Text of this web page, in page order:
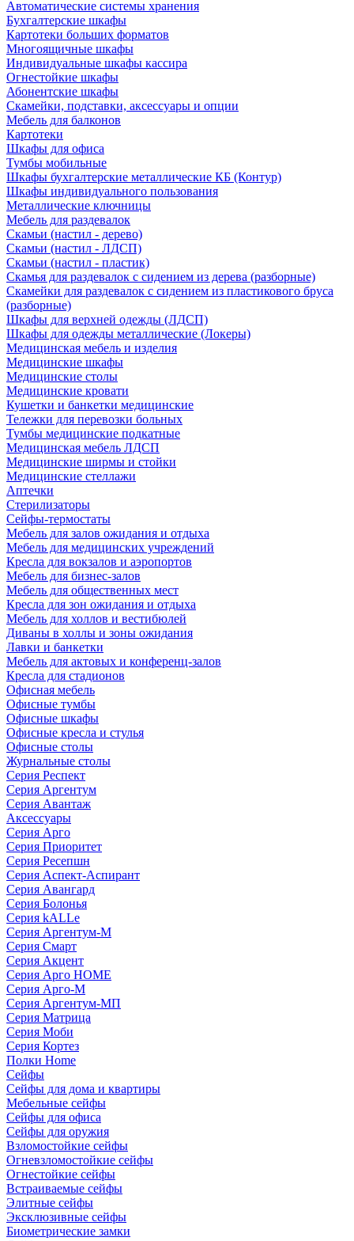
Автоматические системы хранения
Бухгалтерские шкафы
Картотеки больших форматов
Многоящичные шкафы
Индивидуальные шкафы кассира
Огнестойкие шкафы
Абонентские шкафы
Скамейки, подставки, аксессуары и опции
Мебель для балконов
Картотеки
Шкафы для офиса
Тумбы мобильные
Шкафы бухгалтерские металлические КБ (Контур)
Шкафы индивидуального пользования
Металлические ключницы
Мебель для раздевалок
Скамьи (настил - дерево)
Скамьи (настил - ЛДСП)
Скамьи (настил - пластик)
Скамья для раздевалок с сидением из дерева (разборные)
Скамейки для раздевалок с сидением из пластикового бруса
(разборные)
Шкафы для верхней одежды (ЛДСП)
Шкафы для одежды металлические (Локеры)
Медицинская мебель и изделия
Медицинские шкафы
Медицинские столы
Медицинские кровати
Кушетки и банкетки медицинские
Тележки для перевозки больных
Тумбы медицинские подкатные
Медицинская мебель ЛДСП
Медицинские ширмы и стойки
Медицинские стеллажи
Аптечки
Стерилизаторы
Сейфы-термостаты
Мебель для залов ожидания и отдыха
Мебель для медицинских учреждений
Кресла для вокзалов и аэропортов
Мебель для бизнес-залов
Мебель для общественных мест
Кресла для зон ожидания и отдыха
Мебель для холлов и вестибюлей
Диваны в холлы и зоны ожидания
Лавки и банкетки
Мебель для актовых и конференц-залов
Кресла для стадионов
Офисная мебель
Офисные тумбы
Офисные шкафы
Офисные кресла и стулья
Офисные столы
Журнальные столы
Серия Респект
Серия Аргентум
Серия Авантаж
Аксессуары
Серия Арго
Серия Приоритет
Серия Ресепшн
Серия Аспект-Аспирант
Серия Авангард
Серия Болонья
Серия kALLe
Серия Аргентум-М
Серия Смарт
Серия Акцент
Серия Арго HOME
Серия Арго-М
Серия Аргентум-МП
Серия Матрица
Серия Моби
Серия Кортез
Полки Home
Сейфы
Сейфы для дома и квартиры
Мебельные сейфы
Сейфы для офиса
Сейфы для оружия
Взломостойкие сейфы
Огневзломостойкие сейфы
Огнестойкие сейфы
Встраиваемые сейфы
Элитные сейфы
Эксклюзивные сейфы
Биометрические замки